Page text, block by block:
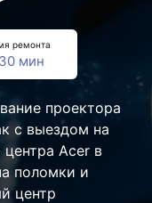
ремонта
мин
проектора
с выездом на
Acer в
поломки и
центр